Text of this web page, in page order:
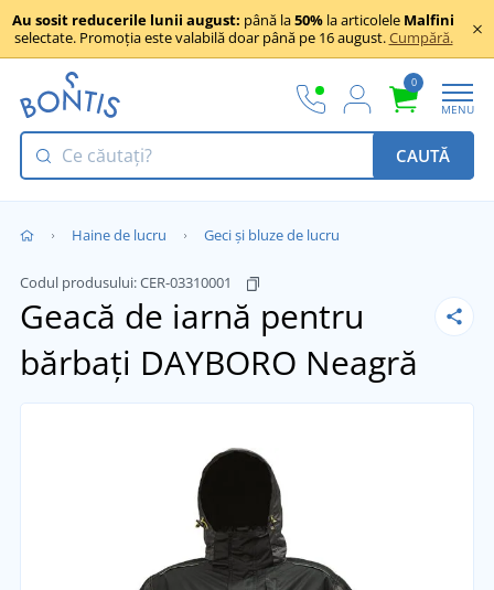
Au sosit reducerile lunii august: până la50% la articolele Malfini
selectate. Promoția este valabilă doar până pe 16 august.Cumpără.
0
MENU
CAUTĂ
Haine de lucru Geci și bluze de lucru
Codul produsului:CER-03310001
Geacă de iarnă pentru
bărbați DAYBORO Neagră